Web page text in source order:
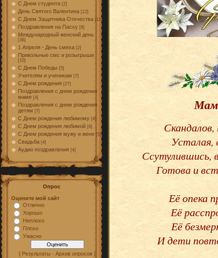
С Днем студента [2]
День Святого Валентина [12]
С Днем Защитника Отечества [12]
Поздравления на Пасху [8]
Международный женский день
[36]
1 Апреля - День смеха [2]
Прикольные смс и розыгрыши
[10]
С Днем Победы [5]
Учителям и ученикам [7]
С Днем рождения [27]
Поздравления с днем рождения
маме [4]
Поздравления с днем рождения
детям [7]
С Днем рождения любимому [4]
С Днем рождения любимой [6]
С Днем рождения мужу и жене [5]
Свадьба [4]
Аудио поздравления [4]
Опрос
Оцените мой сайт
Отлично
Хорошо
Неплохо
Плохо
Ужасно
[ Результаты · Архив опросов ]
Скандалов,
Ссутулившись,
Готова и
Её опека
Её
Её
И дети